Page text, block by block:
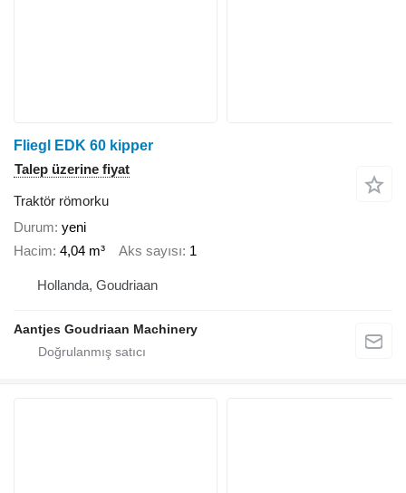
Fliegl EDK 60 kipper
Talep üzerine fiyat
Traktör römorku
Durum yeni
Hacim 4,04 m³ Aks sayısı 1
Hollanda, Goudriaan
Aantjes Goudriaan Machinery